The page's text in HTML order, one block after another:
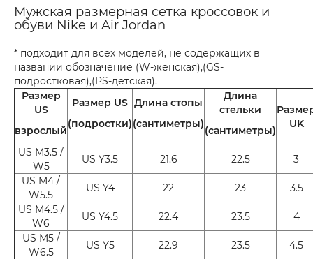
Мужская размерная сетка кроссовок и
обуви Nike и Air Jordan
* подходит для всех моделей, не содержащих в
названии обозначение (W-женская),(GS-
подростковая),(PS-детская).
Размер
US
взрослый
Размер US
(подростки)
Длина стопы
(сантиметры)
Длина
стельки
(сантиметры)
UK
US M3.5 /
W5
US Y3.5 21.6 22.5
3
US M4 /
W5.5
US Y4 22 23
3.5
US M4.5 /
W6
US Y4.5 22.4 23.5
4
US M5 /
W6.5
US Y5 22.9 23.5
4.5